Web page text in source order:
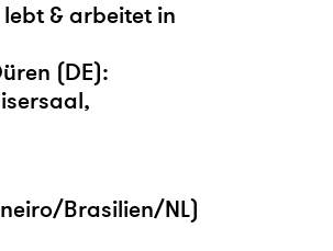
& arbeitet in
(DE):
Brasilien/NL)